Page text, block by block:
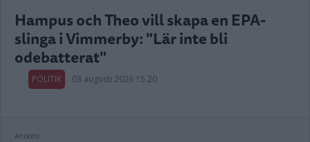
Hampus och Theo vill skapa en EPA-
slinga i Vimmerby: "Lär inte bli
odebatterat"
POLITIK 03 augusti 2026 15.20
Annons: